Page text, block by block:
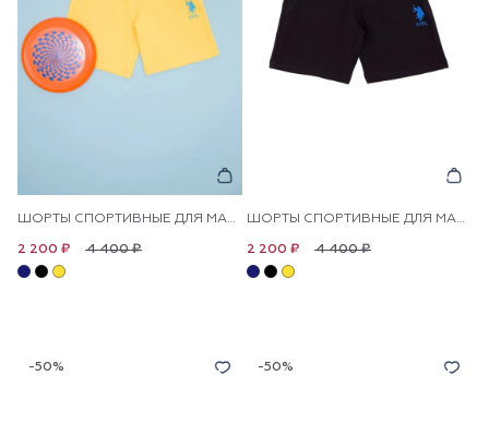
ШОРТЫ СПОРТИВНЫЕ ДЛЯ МАЛЬЧИКОВ
4 400 ₽
2 200 ₽
ШОРТЫ СПОРТИВНЫЕ ДЛЯ МАЛЬЧИКОВ
4 400 ₽
2 200 ₽
-50% -50%